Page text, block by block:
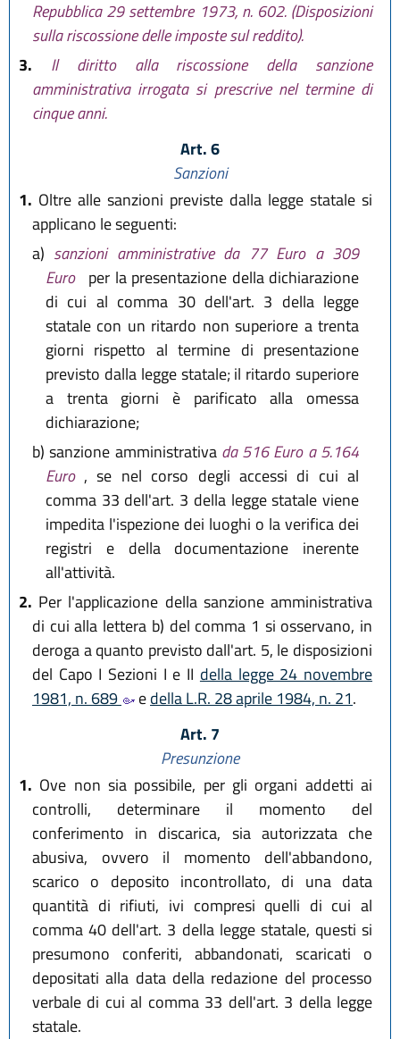
Repubblica 29 settembre 1973, n. 602. (Disposizioni
sulla riscossione delle imposte sul reddito).
3.
Il diritto alla riscossione della sanzione
amministrativa irrogata si prescrive nel termine di
cinque anni.
Art. 6
Sanzioni
1. Oltre alle sanzioni previste dalla legge statale si
applicano le seguenti:
a) sanzioni amministrative da 77 Euro a 309
Euro per la presentazione della dichiarazione
di cui al comma 30 dell'art. 3 della legge
statale con un ritardo non superiore a trenta
giorni rispetto al termine di presentazione
previsto dalla legge statale; il ritardo superiore
a trenta giorni è parificato alla omessa
dichiarazione;
b) sanzione amministrativa da 516 Euro a 5.164
Euro , se nel corso degli accessi di cui al
comma 33 dell'art. 3 della legge statale viene
impedita l'ispezione dei luoghi o la verifica dei
registri e della documentazione inerente
all'attività.
2. Per l'applicazione della sanzione amministrativa
di cui alla lettera b) del comma 1 si osservano, in
deroga a quanto previsto dall'art. 5, le disposizioni
del Capo I Sezioni I e II della legge 24 novembre
1981, n. 689
edella L.R. 28 aprile 1984, n. 21.
Art. 7
Presunzione
1. Ove non sia possibile, per gli organi addetti ai
controlli, determinare il momento del
conferimento in discarica, sia autorizzata che
abusiva, ovvero il momento dell'abbandono,
scarico o deposito incontrollato, di una data
quantità di rifiuti, ivi compresi quelli di cui al
comma 40 dell'art. 3 della legge statale, questi si
presumono conferiti, abbandonati, scaricati o
depositati alla data della redazione del processo
verbale di cui al comma 33 dell'art. 3 della legge
statale.